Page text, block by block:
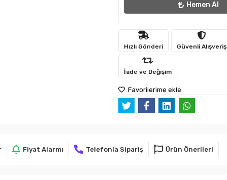
Hemen Al
Hızlı Gönderi Güvenli Alışveriş
İade ve Değişim
Favorilerime ekle
Fiyat Alarmı Telefonla Sipariş Ürün Önerileri